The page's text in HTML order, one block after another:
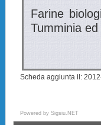
Farine
Tumminia
Scheda aggiunta il:
Powered bySigsiu.NET